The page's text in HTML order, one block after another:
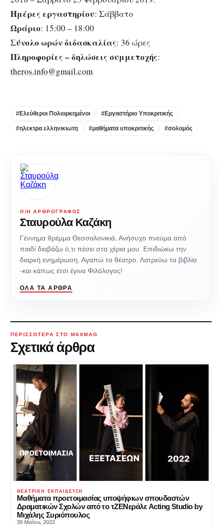
Ημέρες εργαστηρίου: Σάββατο
Ωράριο: 15:00 – 18:00
Σύνολο ωρών διδασκαλίας: 36 ώρες
Πληροφορίες – δηλώσεις συμμετοχής:
theros.info@gmail.com
#Ελεύθεροι Πολιορκημένοι #Εργαστήριο Υποκριτικής
#ηλεκτρα ελληνικιωτη #μαθήματα υποκριτικής #σολομός
Ο/Η ΑΡΘΡΟΓΡΆΦΟΣ
Σταυρούλα Καζάκη
Γέννημα θρέμμα Θεσσαλονικιά. Ανήσυχο πνεύμα από
παιδί διαβάζω ό,τι πέσει στα χέρια μου. Επιδιώκω την
διαρκή ενημέρωση. Αγαπώ το θέατρο. Λατρεύω τα βιβλία
-και κάπως έτσι έγινα Φιλόλογος!
ΌΛΑ ΤΑ ΆΡΘΡΑ
ΠΕΡΙΣΣΌΤΕΡΑ ΣΤΟ MAXMAG
Σχετικά άρθρα
ΘΕΑΤΡΙΚΉ ΕΚΠΑΊΔΕΥΣΗ
Μαθήματα προετοιμασίας υποψήφιων σπουδαστών
Δραματικών Σχολών από το τΖΕΝεράλε Acting Studio by
Μιχάλης Συριόπουλος
30 Μαΐου, 2022